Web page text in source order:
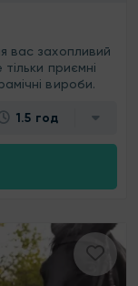
вас захопливий
приємні
вироби.
1.5 год